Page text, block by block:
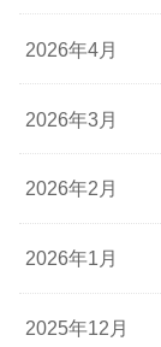
2026年4月
2026年3月
2026年2月
2026年1月
2025年12月